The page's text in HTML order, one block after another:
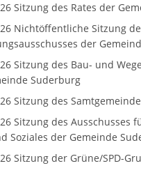
Sitzung des Rates der
Nichtöffentliche Sitzung
der
Sitzung des Bau- und
Suderburg
Sitzung des
Sitzung des Ausschusses
Soziales der Gemeinde
Sitzung der Grüne/SPD-